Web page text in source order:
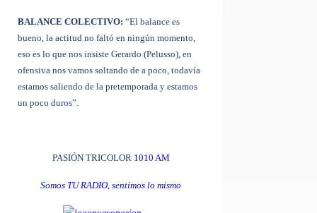
BALANCE COLECTIVO: “El balance es
bueno, la actitud no faltó en ningún momento,
eso es lo que nos insiste Gerardo (Pelusso), en
ofensiva nos vamos soltando de a poco, todavía
estamos saliendo de la pretemporada y estamos
un poco duros”.
PASIÓN TRICOLOR 1010 AM
Somos TU RADIO, sentimos lo mismo